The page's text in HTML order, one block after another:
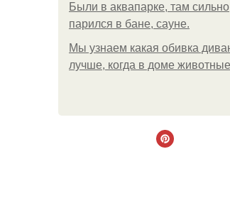
Были в аквапарке, там сильно
парился в бане, сауне.
Мы узнаем какая обивка
лучше, когда в доме